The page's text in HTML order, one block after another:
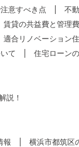
意すべき点
不
賃貸の共益費と管理
適合リノベーション
て
住宅ローン
説！
報
横浜市都筑区